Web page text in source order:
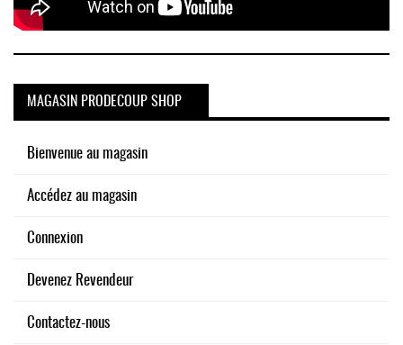
MAGASIN PRODECOUP SHOP
Bienvenue au magasin
Accédez au magasin
Connexion
Devenez Revendeur
Contactez-nous